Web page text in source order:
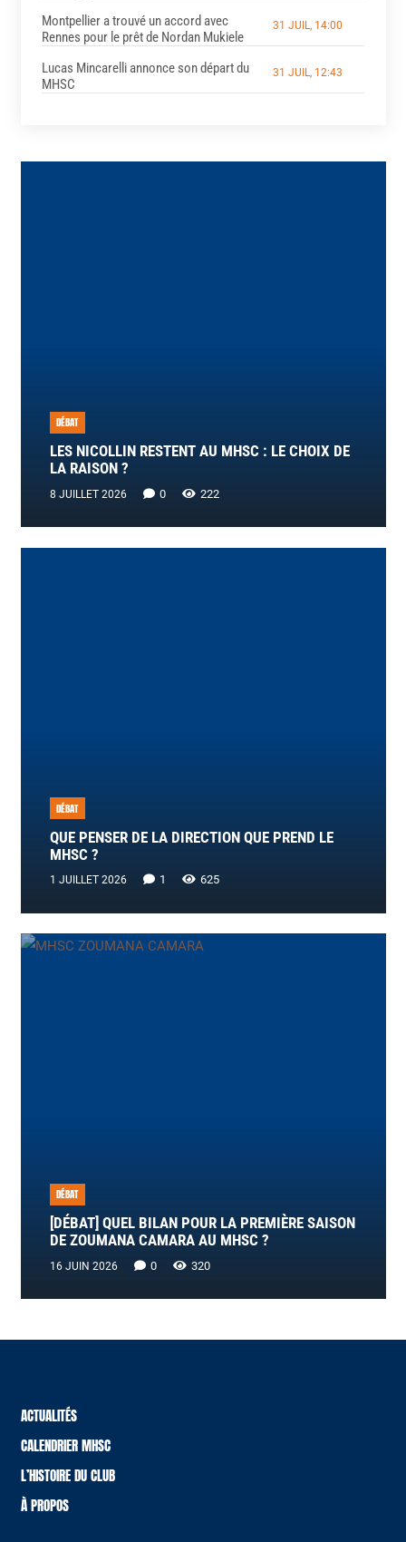
Montpellier a trouvé un accord avec
Rennes pour le prêt de Nordan Mukiele
31 JUIL, 14:00
Lucas Mincarelli annonce son départ du
MHSC
31 JUIL, 12:43
DÉBAT
LES NICOLLIN RESTENT AU MHSC : LE CHOIX DE
LA RAISON ?
8 JUILLET 2026 0 222
DÉBAT
QUE PENSER DE LA DIRECTION QUE PREND LE
MHSC ?
1 JUILLET 2026 1 Commentaire
625
DÉBAT
[DÉBAT] QUEL BILAN POUR LA PREMIÈRE SAISON
DE ZOUMANA CAMARA AU MHSC ?
16 JUIN 2026 0 320
ACTUALITÉS
CALENDRIER MHSC
L’HISTOIRE DU CLUB
À PROPOS